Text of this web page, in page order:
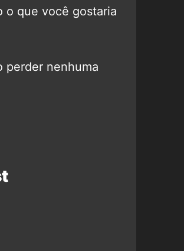
o que você gostaria
perder nenhuma